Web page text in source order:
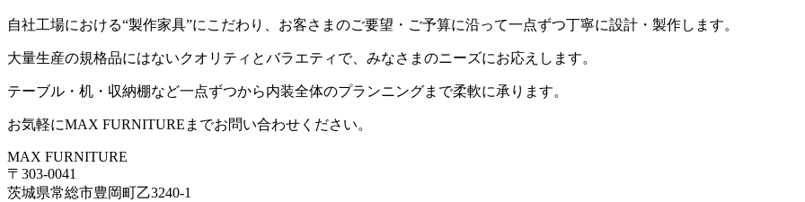
自社工場における“製作家具”にこだわり、お客さまのご要望・ご予算に沿って一点ずつ丁寧に設計・製作します。
大量生産の規格品にはないクオリティとバラエティで、みなさまのニーズにお応えします。
テーブル・机・収納棚など一点ずつから内装全体のプランニングまで柔軟に承ります。
お気軽にMAX FURNITUREまでお問い合わせください。
MAX FURNITURE
〒303-0041
茨城県常総市豊岡町乙3240-1